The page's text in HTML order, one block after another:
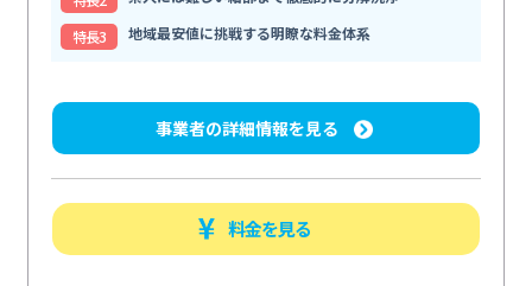
特⻑3
地域最安値に挑戦する明瞭な料金体系
事業者の詳細情報を見る
料金を見る